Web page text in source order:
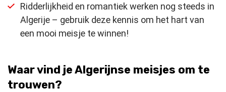
Ridderlijkheid en romantiek werken nog steeds in
Algerije – gebruik deze kennis om het hart van
een mooi meisje te winnen!
Waar vind je Algerijnse meisjes om te
trouwen?